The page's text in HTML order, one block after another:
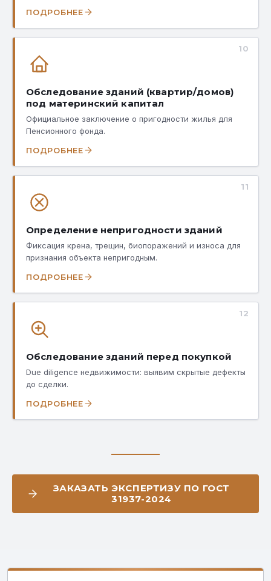
ПОДРОБНЕЕ
10
Обследование зданий (квартир/домов)
под материнский капитал
Официальное заключение о пригодности жилья для
Пенсионного фонда.
ПОДРОБНЕЕ
11
Определение непригодности зданий
Фиксация крена, трещин, биопоражений и износа для
признания объекта непригодным.
ПОДРОБНЕЕ
12
Обследование зданий перед покупкой
Due diligence недвижимости: выявим скрытые дефекты
до сделки.
ПОДРОБНЕЕ
ЗАКАЗАТЬ ЭКСПЕРТИЗУ ПО ГОСТ
31937-2024